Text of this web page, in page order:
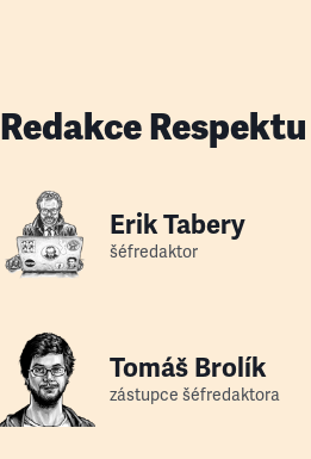
Redakce Respektu
Erik Tabery
šéfredaktor
Tomáš Brolík
zástupce šéfredaktora